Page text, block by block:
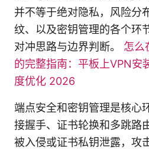
并不等于绝对隐私，风险分
纹、以及密钥管理的各个环
对冲思路与边界判断。 怎么
的完整指南：平板上VPN安
度优化 2026
端点安全和密钥管理是核心
接握手、证书轮换和多跳路
被入侵或证书私钥泄露，攻